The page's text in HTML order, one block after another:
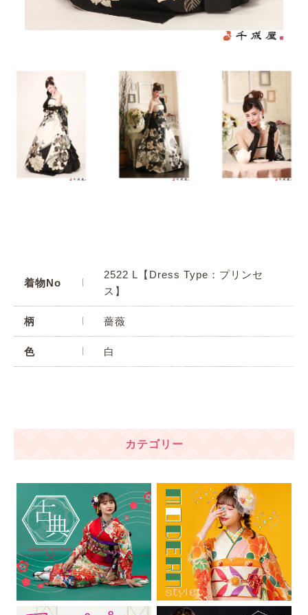
着物No
2522 L【Dress Type：プリンセ
ス】
柄 薔薇
色 白
カテゴリー